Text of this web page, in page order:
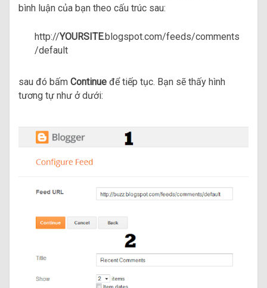
bình luận của bạn theo cấu trúc sau:
http://YOURSITE.blogspot.com/feeds/comments
/default
sau đó bấm Continue để tiếp tục. Bạn sẽ thấy hình
tương tự như ở dưới: